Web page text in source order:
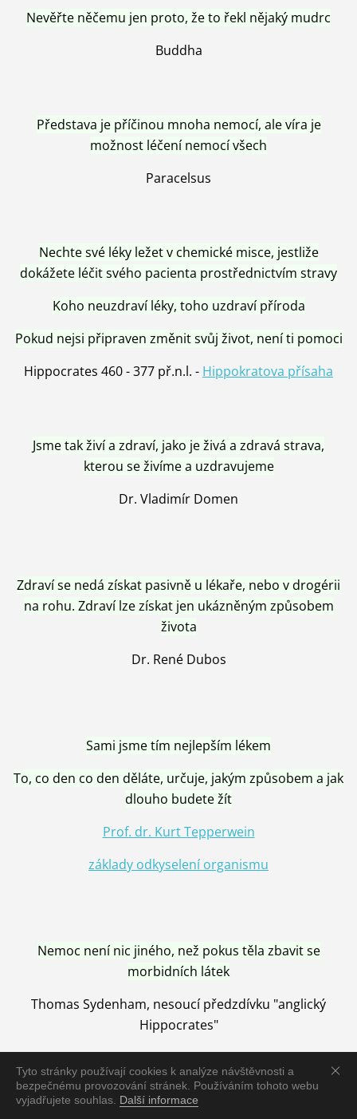
Tyto stránky používají cookies k analýze návštěvnosti a
bezpečnému provozování stránek. Používáním tohoto webu
vyjadřujete souhlas. Další informace
Nevěřte něčemu jen proto, že to řekl nějaký mudrc
Buddha
Představa je příčinou mnoha nemocí, ale víra je
možnost léčení nemocí všech
Paracelsus
Nechte své léky ležet v chemické misce, jestliže
dokážete léčit svého pacienta prostřednictvím stravy
Koho neuzdraví léky, toho uzdraví příroda
Pokud nejsi připraven změnit svůj život, není ti pomoci
Hippocrates 460 - 377 př.n.l. - Hippokratova přísaha
Jsme tak živí a zdraví, jako je živá a zdravá strava,
kterou se živíme a uzdravujeme
Dr. Vladimír Domen
Zdraví se nedá získat pasivně u lékaře, nebo v drogérii
na rohu. Zdraví lze získat jen ukázněným způsobem
života
Dr. René Dubos
Sami jsme tím nejlepším lékem
To, co den co den děláte, určuje, jakým způsobem a jak
dlouho budete žít
Prof. dr. Kurt Tepperwein
základy odkyselení organismu
Nemoc není nic jiného, než pokus těla zbavit se
morbidních látek
Thomas Sydenham, nesoucí předzdívku "anglický
Hippocrates"
Nemoc je vyléčena jen pomocí Přírody, neutralizací a